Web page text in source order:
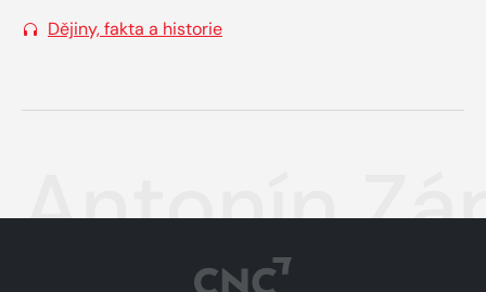
Dějiny, fakta a historie
Antonín